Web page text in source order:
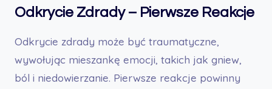
Odkrycie Zdrady – Pierwsze Reakcje
Odkrycie zdrady może być traumatyczne,
wywołując mieszankę emocji, takich jak gniew,
ból i niedowierzanie. Pierwsze reakcje powinny